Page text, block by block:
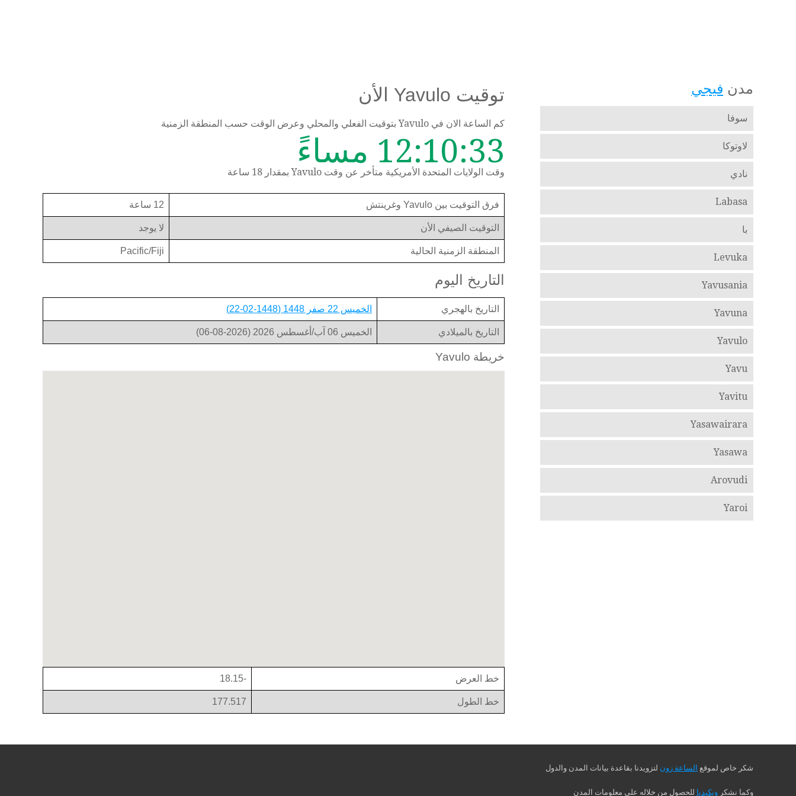
توقيت Yavulo الأن
كم الساعة الان في Yavulo بتوقيت الفعلي والمحلي وعرض الوقت حسب المنطقة الزمنية
12:10:34 مساءً
وقت الولايات المتحدة الأمريكية متأخر عن وقت Yavulo بمقدار 18 ساعة
فرق التوقيت بين Yavulo وغرينتش 12 ساعة
التوقيت الصيفي الأن لا يوجد
المنطقة الزمنية الحالية Pacific/Fiji
التاريخ اليوم
التاريخ بالهجري الخميس 22 صفر 1448 (1448-02-22)
التاريخ بالميلادي الخميس 06 آب/أغسطس 2026 (2026-08-06)
خريطة Yavulo
خط العرض -18.15
خط الطول 177.517
مدن فيجي
سوفا
لاوتوكا
نادي
Labasa
با
Levuka
Yavusania
Yavuna
Yavulo
Yavu
Yavitu
Yasawairara
Yasawa
Arovudi
Yaroi
شكر خاص لموقع الساعة زون لتزويدنا بقاعدة بيانات المدن والدول
وكما نشكر ويكيديا للحصول من خلاله على معلومات المدن